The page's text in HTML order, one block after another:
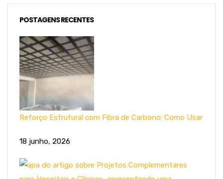
POSTAGENS RECENTES
Reforço Estrutural com Fibra de Carbono: Como Usar
18 junho, 2026